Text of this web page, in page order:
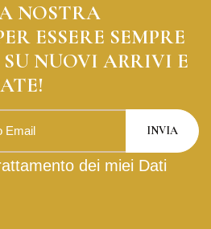
NOSTRA
ESSERE SEMPRE
NUOVI ARRIVI E
dei miei Dati